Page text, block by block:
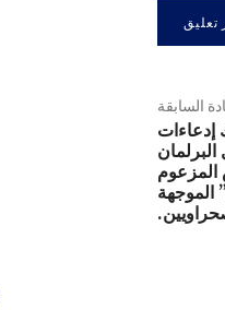
السابقة
إدعاءات
المزعوم
الموجهة